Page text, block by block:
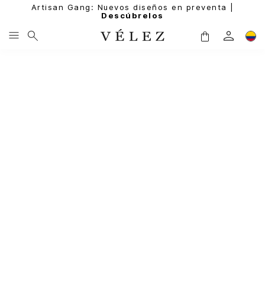
Artisan Gang: Nuevos diseños en preventa |
Descúbrelos